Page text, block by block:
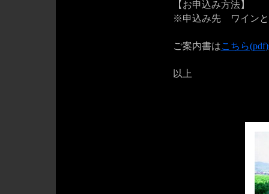
【お申込み方法】
※申込み先 ワインと
ご案内書はこちら(pdf)
以上